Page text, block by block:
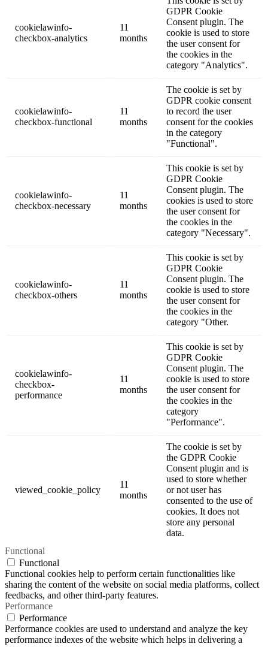
cookielawinfo-
checkbox-analytics
11
months
GDPR Cookie
Consent plugin. The
cookie is used to store
the user consent for
the cookies in the
category "Analytics".
cookielawinfo-
checkbox-functional
11
months
The cookie is set by
GDPR cookie consent
to record the user
consent for the cookies
in the category
"Functional".
cookielawinfo-
checkbox-necessary
11
months
This cookie is set by
GDPR Cookie
Consent plugin. The
cookies is used to store
the user consent for
the cookies in the
category "Necessary".
cookielawinfo-
checkbox-others
11
months
This cookie is set by
GDPR Cookie
Consent plugin. The
cookie is used to store
the user consent for
the cookies in the
category "Other.
cookielawinfo-
checkbox-
performance
11
months
This cookie is set by
GDPR Cookie
Consent plugin. The
cookie is used to store
the user consent for
the cookies in the
category
"Performance".
viewed_cookie_policy
11
months
The cookie is set by
the GDPR Cookie
Consent plugin and is
used to store whether
or not user has
consented to the use of
cookies. It does not
store any personal
data.
Functional
Functional
Functional cookies help to perform certain functionalities like
sharing the content of the website on social media platforms, collect
feedbacks, and other third-party features.
Performance
Performance
Performance cookies are used to understand and analyze the key
performance indexes of the website which helps in delivering a